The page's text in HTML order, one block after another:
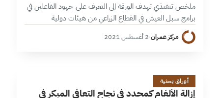
ملخص تنفيذي تهدف الورقة إلى التعرف على جهود الفاعلين في
برامج سبل العيش في القطاع الزراعي من هيئات دولية
ومنظمات محلية ودولية ومجالس محلية، وقياس أثر هذه
البرامج في الحياة…
مركز عمران·2 أغسطس 2021
إ
27 دقائق
أوراق بحثية
إزالة الألغام كمحدد في نجاح التعافي المبكر في